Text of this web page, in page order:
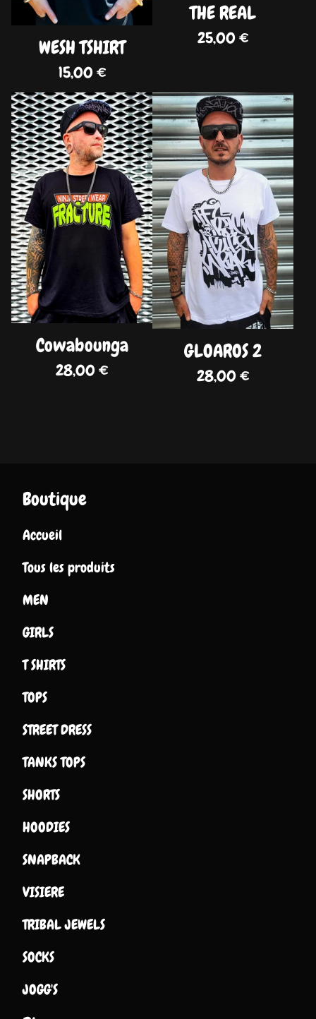
WESH TSHIRT
15,00€
THE REAL
25,00€
DISPO
Cowabounga
28,00€
DISPO
GLOAROS 2
28,00€
Boutique
Accueil
Tous les produits
MEN
GIRLS
T SHIRTS
TOPS
STREET DRESS
TANKS TOPS
SHORTS
HOODIES
SNAPBACK
VISIERE
TRIBAL JEWELS
SOCKS
JOGG'S